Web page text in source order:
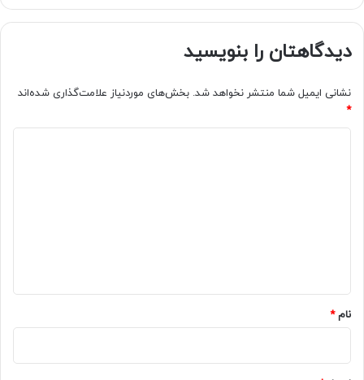
دیدگاهتان را بنویسید
نشانی ایمیل شما منتشر نخواهد شد. بخش‌های موردنیاز علامت‌گذاری شده‌اند
*
نام*